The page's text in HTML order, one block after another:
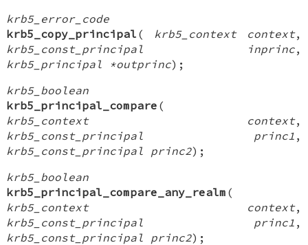
krb5_error_code
krb5_copy_principal ( krb5_context context,
krb5_const_principal inprinc,
krb5_principal *outprinc);
krb5_boolean
krb5_principal_compare (
krb5_context context,
krb5_const_principal princ1 ,
krb5_const_principal princ2);
krb5_boolean
krb5_principal_compare_any_realm (
krb5_context context,
krb5_const_principal princ1 ,
krb5_const_principal princ2);